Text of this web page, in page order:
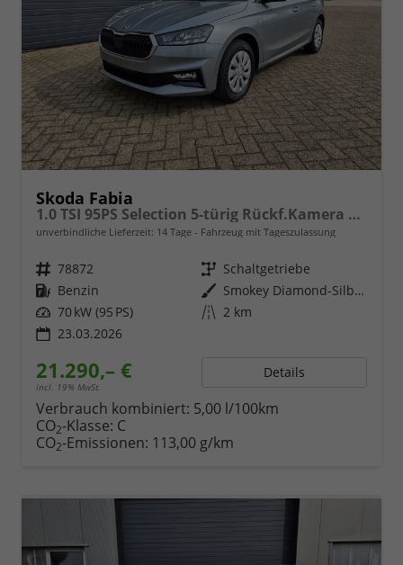
Skoda Fabia
1.0 TSI 95PS Selection 5-türig Rückf.Kamera Parksensoren Sitzheizung Multifunktionslenkrad Klima Skoda-Radio Bluetooth Touchscreen Tempomat Nebelsch. Apple CarPlay + Android Auto
unverbindliche Lieferzeit: 14 Tage Fahrzeug mit Tageszulassung
Fahrzeugnr. 78872 Getriebe Schaltgetriebe
Kraftstoff Benzin Außenfarbe
Smokey Diamond-Silber Metallic
Leistung 70 kW (95 PS) Kilometerstand 2 km
23.03.2026
21.290,– €
incl. 19% MwSt.
Details
Verbrauch kombiniert: 5,00 l/100km
CO2-Klasse: C
CO2-Emissionen: 113,00 g/km